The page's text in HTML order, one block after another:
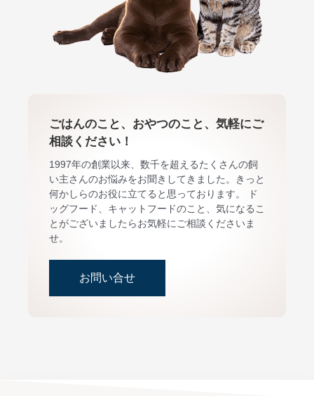
ごはんのこと、おやつのこと、気軽にご
相談ください！
1997年の創業以来、数千を超えるたくさんの飼
い主さんのお悩みをお聞きしてきました。きっと
何かしらのお役に立てると思っております。 ド
ッグフード、キャットフードのこと、気になるこ
とがございましたらお気軽にご相談くださいま
せ。
お問い合せ